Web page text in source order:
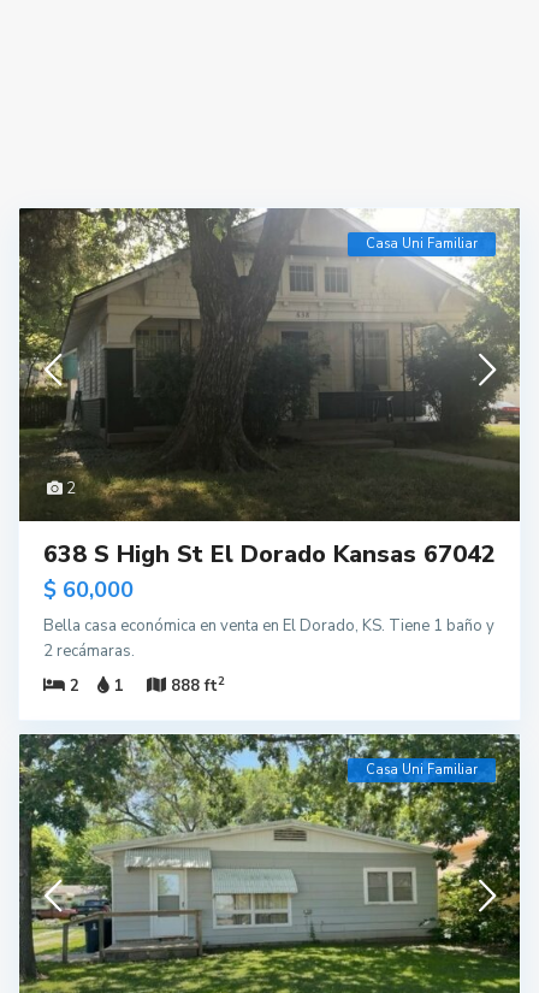
2
Casa Uni Familiar
638 S High St El Dorado Kansas 67042
$ 60,000
Bella casa económica en venta en El Dorado, KS. Tiene 1 baño y
2 recámaras.
2
1 888 ft2
Casa Uni Familiar